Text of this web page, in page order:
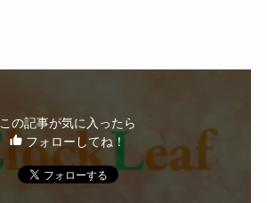
この記事が気に入ったら
フォローしてね！